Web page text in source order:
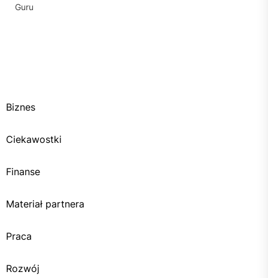
Guru
Biznes
Ciekawostki
Finanse
Materiał partnera
Praca
Rozwój